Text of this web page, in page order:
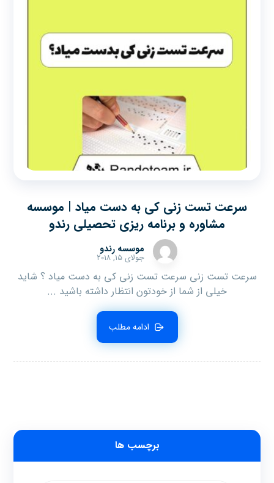
سرعت تست زنی کی به دست میاد | موسسه
مشاوره و برنامه ریزی تحصیلی رندو
موسسه رندو
جولای ۱۵, ۲۰۱۸
سرعت تست زنی سرعت تست زنی کی به دست میاد ؟ شاید
خیلی از شما از خودتون انتظار داشته باشید ...
ادامه مطلب
برچسب ها